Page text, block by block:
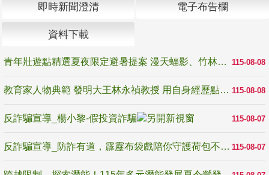
即時新聞澄清 電子布告欄
資料下載
115-08-08
青年壯遊點精選夏夜限定避暑提案 漫天蝠影、竹林尋蛙、茶香夜觀 邀青年暮色出發
115-08-08
教育家人物典範 發明大王林永禎教授 用自身經歷點亮學生的路
115-08-07
反詐騙宣導_楊小黎-假投資詐騙
115-08-07
反詐騙宣導_防詐有道，霹靂布袋戲陪你守護荷包不受騙